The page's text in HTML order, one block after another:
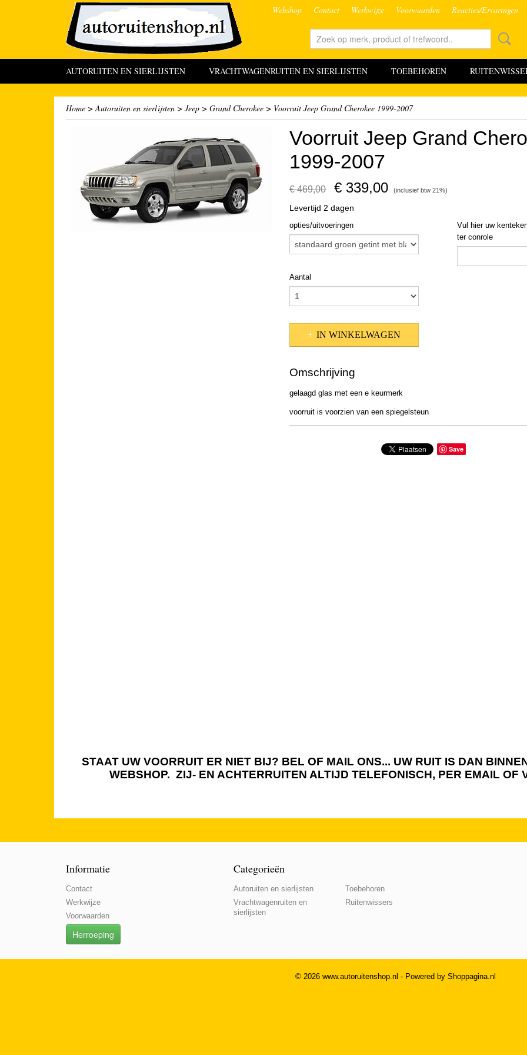
Webshop Contact Werkwijze Voorwaarden Reacties/Ervaringen
AUTORUITEN EN SIERLIJSTEN VRACHTWAGENRUITEN EN SIERLIJSTEN TOEBEHOREN
Home >Autoruiten en sierlijsten > Jeep > Grand Cherokee > Voorruit Jeep Grand Cherokee 1999-2007
Voorruit Jeep Grand
1999-2007
€ 469,00 € 339,00 (inclusief btw 21%)
Levertijd 2 dagen
opties/uitvoeringen
Vul hier uw
ter conrole
Aantal
IN WINKELWAGEN
Omschrijving
gelaagd glas met een e keurmerk
voorruit is voorzien van een spiegelsteun
Save
STAAT UW VOORRUIT ER NIET BIJ? BEL OF MAIL ONS... UW RUIT IS DAN
WEBSHOP. ZIJ- EN ACHTERRUITEN ALTIJD TELEFONISCH, PER EMAIL
Informatie
Contact
Werkwijze
Voorwaarden
Herroeping
Categorieën
Autoruiten en sierlijsten
Vrachtwagenruiten en
sierlijsten
Toebehoren
Ruitenwissers
© 2026 www.autoruitenshop.nl - Powered by Shoppagina.nl